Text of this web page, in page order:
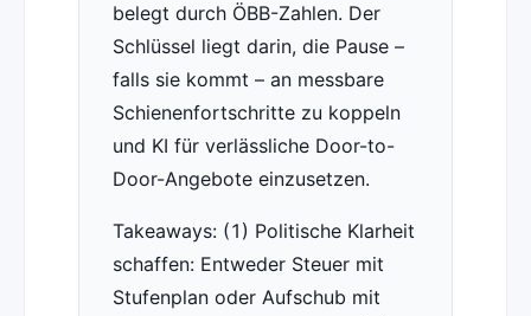
belegt durch ÖBB-Zahlen. Der
Schlüssel liegt darin, die Pause –
falls sie kommt – an messbare
Schienenfortschritte zu koppeln
und KI für verlässliche Door-to-
Door-Angebote einzusetzen.
Takeaways: (1) Politische Klarheit
schaffen: Entweder Steuer mit
Stufenplan oder Aufschub mit